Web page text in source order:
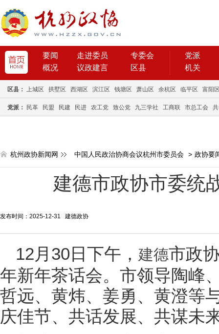
要闻 走进委员
专委会
概况
议政建言 区县
党派
机关
区县： 上城区 拱墅区 西湖区 滨江区 钱塘区 萧山区 余杭区 临平区 富阳
党派： 民革 民盟 民建 民进 农工党 致公党 九三学社 工商联 市总工会
杭州政协新闻网 中国人民政治协商会议杭州市委员会 > 政协要
建德市政协市委统
发布时间：2025-12-31 建德政协
12月30日下午， 建德市政
年新年茶话会。市领导陶峰
哲远、黄炜、姜勇、黄澄等
庆佳节、共话发展、共谋未